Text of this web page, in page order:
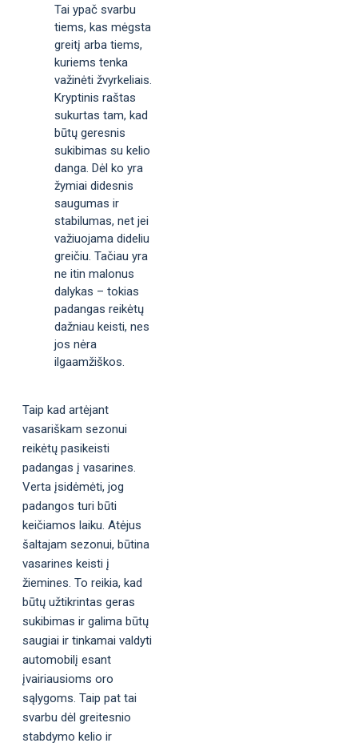
Tai ypač svarbu
tiems, kas mėgsta
greitį arba tiems,
kuriems tenka
važinėti žvyrkeliais.
Kryptinis raštas
sukurtas tam, kad
būtų geresnis
sukibimas su kelio
danga. Dėl ko yra
žymiai didesnis
saugumas ir
stabilumas, net jei
važiuojama dideliu
greičiu. Tačiau yra
ne itin malonus
dalykas – tokias
padangas reikėtų
dažniau keisti, nes
jos nėra
ilgaamžiškos.
Taip kad artėjant
vasariškam sezonui
reikėtų pasikeisti
padangas į vasarines.
Verta įsidėmėti, jog
padangos turi būti
keičiamos laiku. Atėjus
šaltajam sezonui, būtina
vasarines keisti į
žiemines. To reikia, kad
būtų užtikrintas geras
sukibimas ir galima būtų
saugiai ir tinkamai valdyti
automobilį esant
įvairiausioms oro
sąlygoms. Taip pat tai
svarbu dėl greitesnio
stabdymo kelio ir